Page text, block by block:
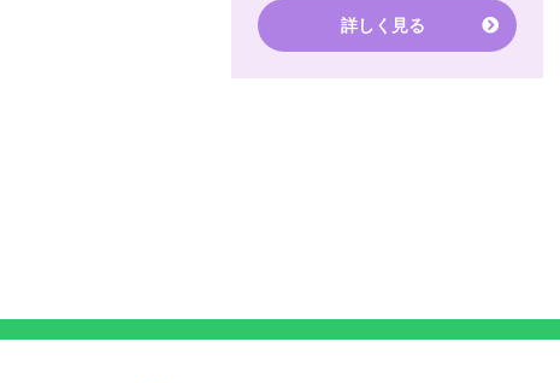
詳しく見る